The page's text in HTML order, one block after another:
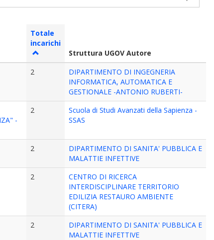
Totale
incarichi
Struttura UGOV Autore
2
DIPARTIMENTO DI INGEGNERIA
INFORMATICA, AUTOMATICA E
GESTIONALE -ANTONIO RUBERTI-
-
2
Scuola di Studi Avanzati della Sapienza -
SSAS
2
DIPARTIMENTO DI SANITA' PUBBLICA E
MALATTIE INFETTIVE
2
CENTRO DI RICERCA
INTERDISCIPLINARE TERRITORIO
EDILIZIA RESTAURO AMBIENTE
(CITERA)
2
DIPARTIMENTO DI SANITA' PUBBLICA E
MALATTIE INFETTIVE